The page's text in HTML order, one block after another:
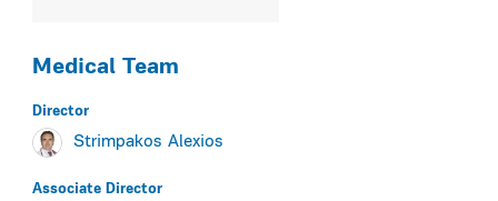
Medical Team
Director
Strimpakos Alexios
Associate Director